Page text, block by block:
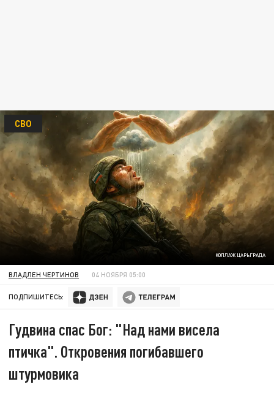
КОЛЛАЖ ЦАРЬГРАДА
СВО
ВЛАДЛЕН ЧЕРТИНОВ 04 НОЯБРЯ 05:00
ПОДПИШИТЕСЬ:
Гудвина спас Бог: "Над нами висела
птичка". Откровения погибавшего
штурмовика